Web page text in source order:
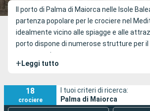
Ricerca
Il porto di Palma di Maiorca nelle Isole
partenza popolare per le crociere nel
idealmente vicino alle spiagge e alle
porto dispone di numerose strutture per
passeggeri.
+ Leggi tutto
18
crociere
I tuoi criteri di ricerca:
Palma di Maiorca